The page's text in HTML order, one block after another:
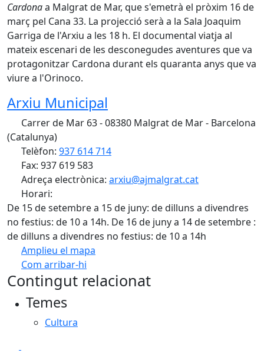
Cardonaa Malgrat de Mar, que s'emetrà el pròxim 16 de
març pel Cana 33. La projecció serà a la Sala Joaquim
Garriga de l'Arxiu a les 18 h. El documental viatja al
mateix escenari de les desconegudes aventures que va
protagonitzar Cardona durant els quaranta anys que va
viure a l'Orinoco.
Arxiu Municipal
Carrer de Mar 63 - 08380 Malgrat de Mar - Barcelona
(Catalunya)
Telèfon: 937 614 714
Fax: 937 619 583
Adreça electrònica: arxiu@ajmalgrat.cat
Horari:
De 15 de setembre a 15 de juny: de dilluns a divendres
no festius: de 10 a 14h. De 16 de juny a 14 de setembre :
de dilluns a divendres no festius: de 10 a 14h
Amplieu el mapa
Com arribar-hi
+
Contingut relacionat
Temes
Cultura